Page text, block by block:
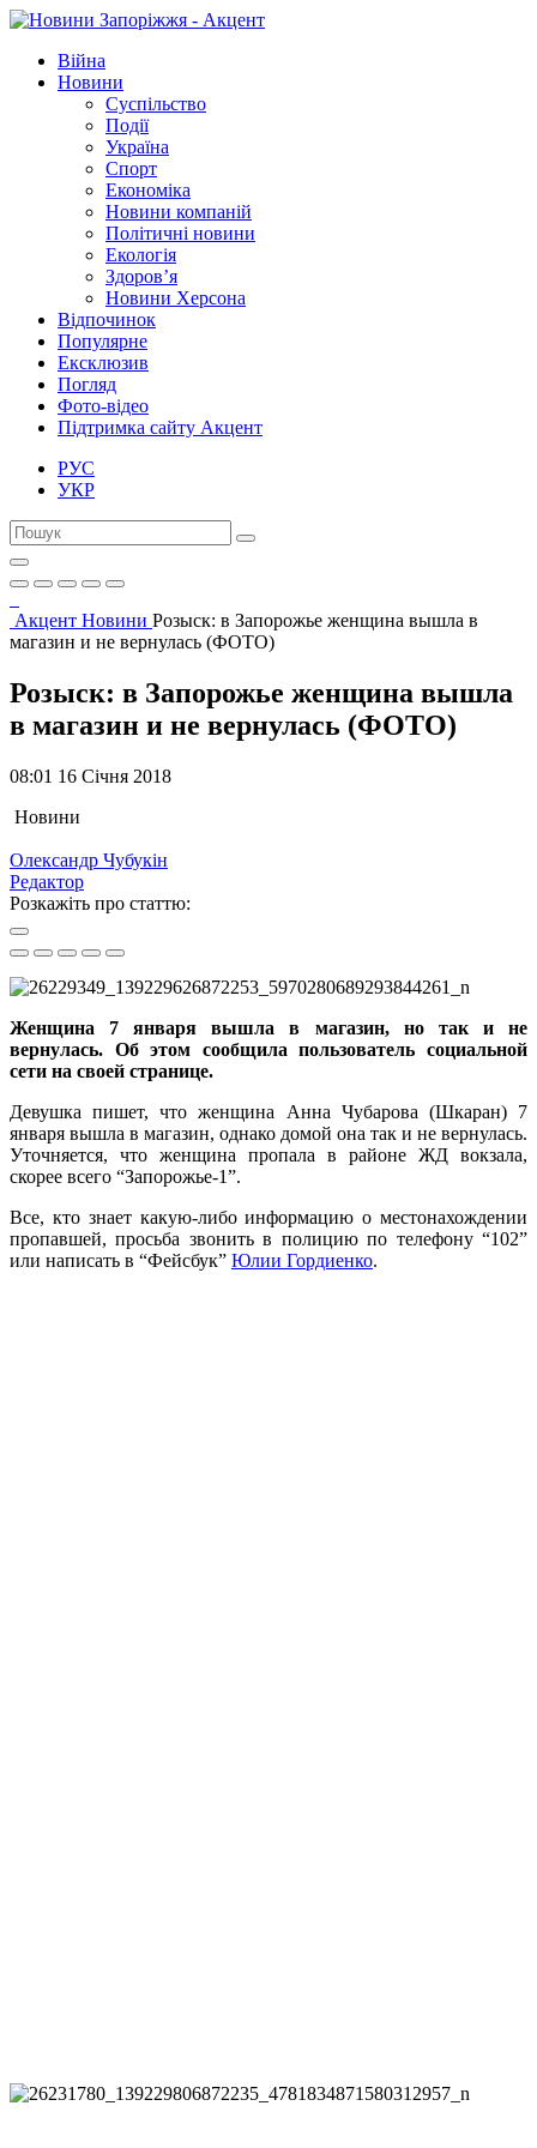
Війна
Новини
Суспільство
Події
Україна
Спорт
Економіка
Новини компаній
Політичні новини
Екологія
Здоров’я
Новини Херсона
Відпочинок
Популярне
Ексклюзив
Погляд
Фото-відео
Підтримка сайту Акцент
РУС
УКР
Акцент Новини Розыск: в Запорожье женщина вышла в
магазин и не вернулась (ФОТО)
Розыск: в Запорожье женщина вышла
в магазин и не вернулась (ФОТО)
08:01 16 Січня 2018
Новини
Олександр Чубукін
Редактор
Розкажіть про статтю:
Женщина 7 января вышла в магазин, но так и не
вернулась. Об этом сообщила пользователь социальной
сети на своей странице.
Девушка пишет, что женщина Анна Чубарова (Шкаран) 7
января вышла в магазин, однако домой она так и не вернулась.
Уточняется, что женщина пропала в районе ЖД вокзала,
скорее всего “Запорожье-1”.
Все, кто знает какую-либо информацию о местонахождении
пропавшей, просьба звонить в полицию по телефону “102”
или написать в “Фейсбук” Юлии Гордиенко.